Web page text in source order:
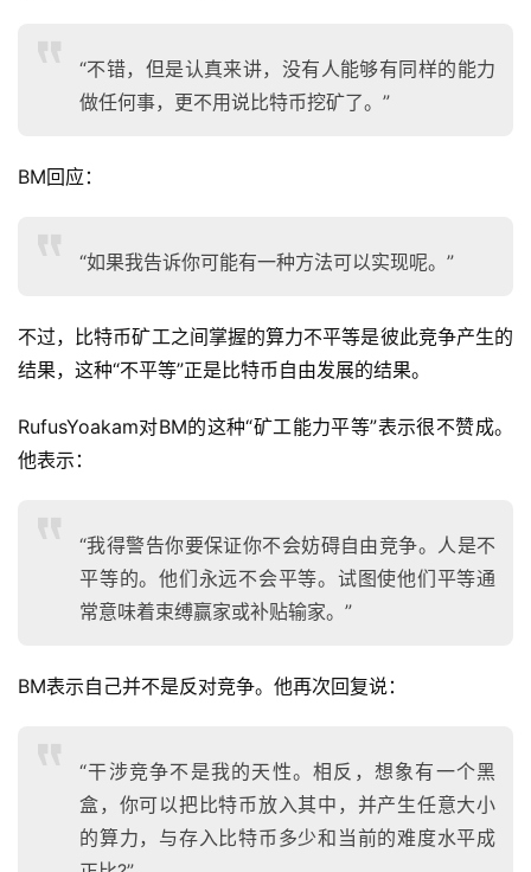
“不错，但是认真来讲，没有人能够有同样的能力
做任何事，更不用说比特币挖矿了。”
BM回应：
“如果我告诉你可能有一种方法可以实现呢。”
不过，比特币矿工之间掌握的算力不平等是彼此竞争产生的
结果，这种“不平等”正是比特币自由发展的结果。
RufusYoakam对BM的这种“矿工能力平等”表示很不赞成。
他表示：
“我得警告你要保证你不会妨碍自由竞争。人是不
平等的。他们永远不会平等。试图使他们平等通
常意味着束缚赢家或补贴输家。”
BM表示自己并不是反对竞争。他再次回复说：
“干涉竞争不是我的天性。相反，想象有一个黑
盒，你可以把比特币放入其中，并产生任意大小
的算力，与存入比特币多少和当前的难度水平成